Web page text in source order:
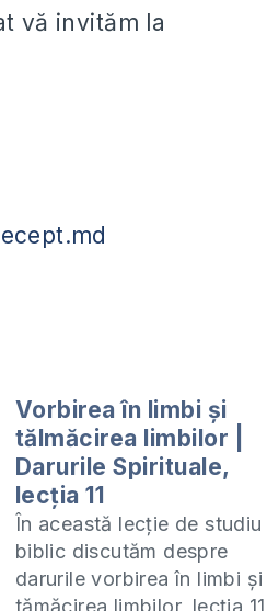
vă invităm la
Vorbirea în limbi și
tălmăcirea limbilor |
Darurile Spirituale,
lecția 11
În această lecție de studiu
biblic discutăm despre
darurile vorbirea în limbi și